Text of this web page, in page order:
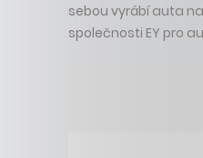
sebou vyrábí auta
společnosti EY pro